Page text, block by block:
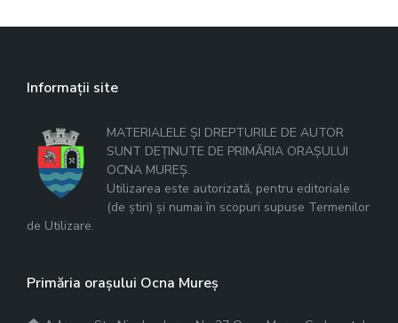
Informații site
MATERIALELE ȘI DREPTURILE DE AUTOR
SUNT DEȚINUTE DE PRIMĂRIA ORAȘULUI
OCNA MUREȘ.
Utilizarea este autorizată, pentru editoriale
(de știri) și numai în scopuri supuse Termenilor
de Utilizare.
Primăria orașului Ocna Mureș